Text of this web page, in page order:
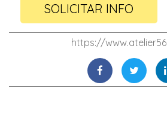
SOLICITAR INFO
https://